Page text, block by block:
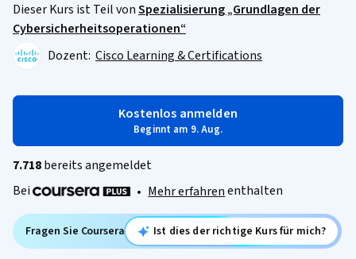
Dieser Kurs ist Teil vonSpezialisierung „Grundlagen der
Cybersicherheitsoperationen“
Dozent: Cisco Learning & Certifications
Kostenlos anmelden
Beginnt am 9. Aug.
7.718bereits angemeldet
Bei
• Mehr erfahrenenthalten
Fragen Sie Coursera Ist dies der richtige Kurs für mich?